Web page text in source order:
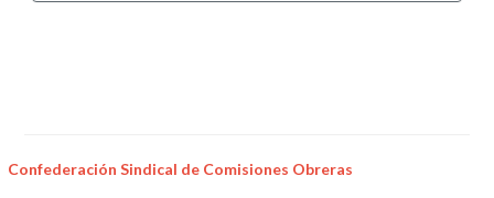
Confederación Sindical de Comisiones Obreras